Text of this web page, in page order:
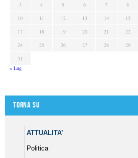
3
4 5 6 7 8
10
11 12 13 14 15
17
18 19 20 21 22
24
25 26 27 28 29
31
« Lug
Torna su
ATTUALITA’
Politica